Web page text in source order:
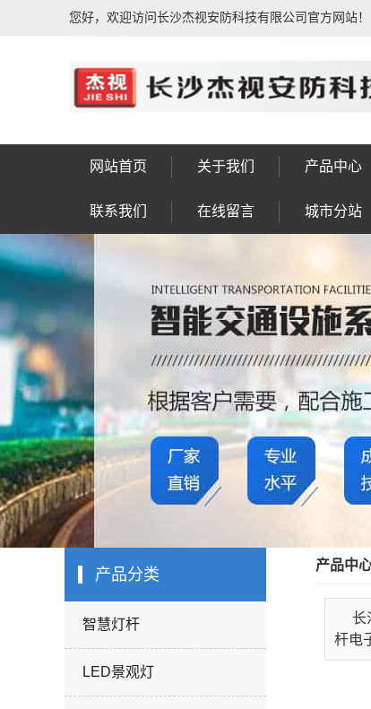
您好，欢迎访问长沙杰视安防科技有限公司官方网站！
网站首页 关于我们
公司简介
荣誉资质
公司相册
企业文化
发展历程
售后服务
联系我们
产品中心
智慧灯杆
LED景观灯
监控杆
标志杆
龙门架
F型显示屏杆
高杆灯
太阳能路灯
信号灯杆
监控八棱杆
信号灯八棱杆
机柜
操作台
实验台
控制台
工作台
钣金
设备箱
岗亭
监控电视墙
车牌识别系统
人行通道闸系
动态人脸识别
车位引导系统
楼宇对讲系统
公共广播系统
防盗报警系统
门禁考勤系统
视频会议系统
综合布线系统
IPTV电视系统
电子围栏系统
视频监控系统
联系我们 在线留言 城市分站
产品分类
智慧灯杆
LED景观灯
产品中
长
杆电